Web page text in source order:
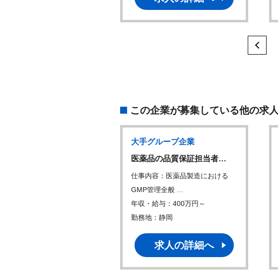
この企業が募集している他の求人
大手グループ企業
医薬品の品質保証担当者…
仕事内容：医薬品製造における
GMP管理全般 …
年収・給与：400万円～
勤務地：静岡
求人の詳細へ